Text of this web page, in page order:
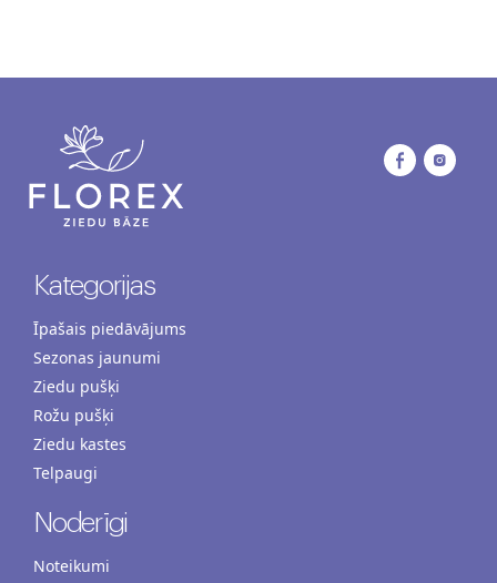
Kategorijas
Īpašais piedāvājums
Sezonas jaunumi
Ziedu pušķi
Rožu pušķi
Ziedu kastes
Telpaugi
Noderīgi
Noteikumi